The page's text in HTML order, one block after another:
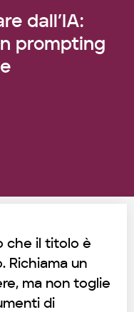
dall’IA:
prompting
che il titolo è
Richiama un
ma non toglie
di